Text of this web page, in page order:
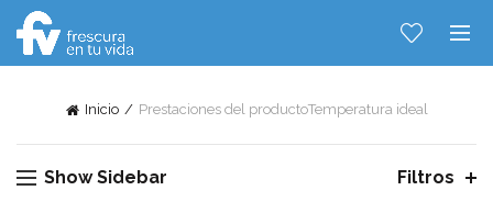
Inicio Prestaciones del productoTemperatura ideal
Show Sidebar Filtros